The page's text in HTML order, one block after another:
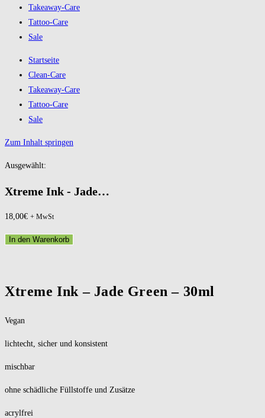
Takeaway-Care
Tattoo-Care
Sale
Startseite
Clean-Care
Takeaway-Care
Tattoo-Care
Sale
Zum Inhalt springen
Ausgewählt:
Xtreme Ink - Jade…
18,00€ + MwSt
In den Warenkorb
Xtreme Ink – Jade Green – 30ml
Vegan
lichtecht, sicher und konsistent
mischbar
ohne schädliche Füllstoffe und Zusätze
acrylfrei